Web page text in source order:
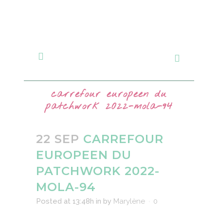
carrefour europeen du
patchwork 2022-mola-94
22 SEP CARREFOUR
EUROPEEN DU
PATCHWORK 2022-
MOLA-94
Posted at 13:48h in by Marylène
0